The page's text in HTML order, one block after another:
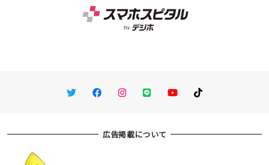
TwitterFacebookInstagram
LINE You TubeTikTok
広告掲載について